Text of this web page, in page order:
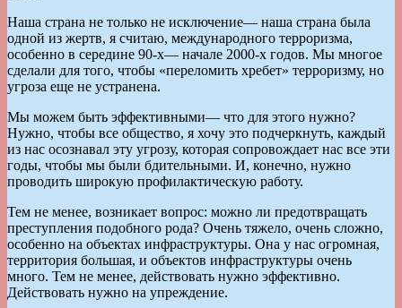
Наша страна не только не исключение— наша страна была
одной из жертв, я считаю, международного терроризма,
особенно в середине 90-х— начале 2000-х годов. Мы многое
сделали для того, чтобы «переломить хребет» терроризму, но
угроза еще не устранена.
Мы можем быть эффективными— что для этого нужно?
Нужно, чтобы все общество, я хочу это подчеркнуть, каждый
из нас осознавал эту угрозу, которая сопровождает нас все эти
годы, чтобы мы были бдительными. И, конечно, нужно
проводить широкую профилактическую работу.
Тем не менее, возникает вопрос: можно ли предотвращать
преступления подобного рода? Очень тяжело, очень сложно,
особенно на объектах инфраструктуры. Она у нас огромная,
территория большая, и объектов инфраструктуры очень
много. Тем не менее, действовать нужно эффективно.
Действовать нужно на упреждение.